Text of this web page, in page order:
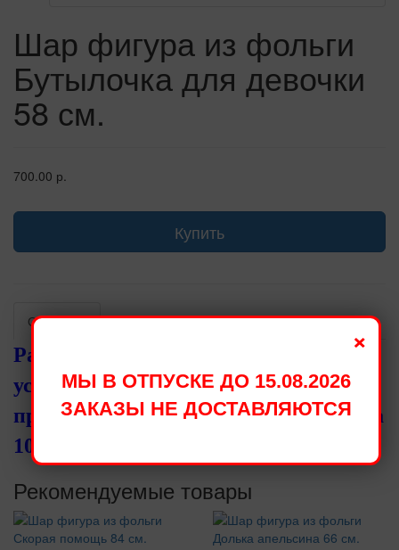
Шар фигура из фольги
Бутылочка для девочки
58 см.
700.00 р.
Купить
Описание Отзывы Гарантии
Размер фольгированных шаров
установленный производителями,
при надувании становится меньше на
10 - 15 см.
Рекомендуемые товары
×
МЫ В ОТПУСКЕ ДО 15.08.2026
ЗАКАЗЫ НЕ ДОСТАВЛЯЮТСЯ